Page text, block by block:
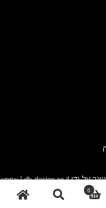
db-design.co.il
|אחסון
0